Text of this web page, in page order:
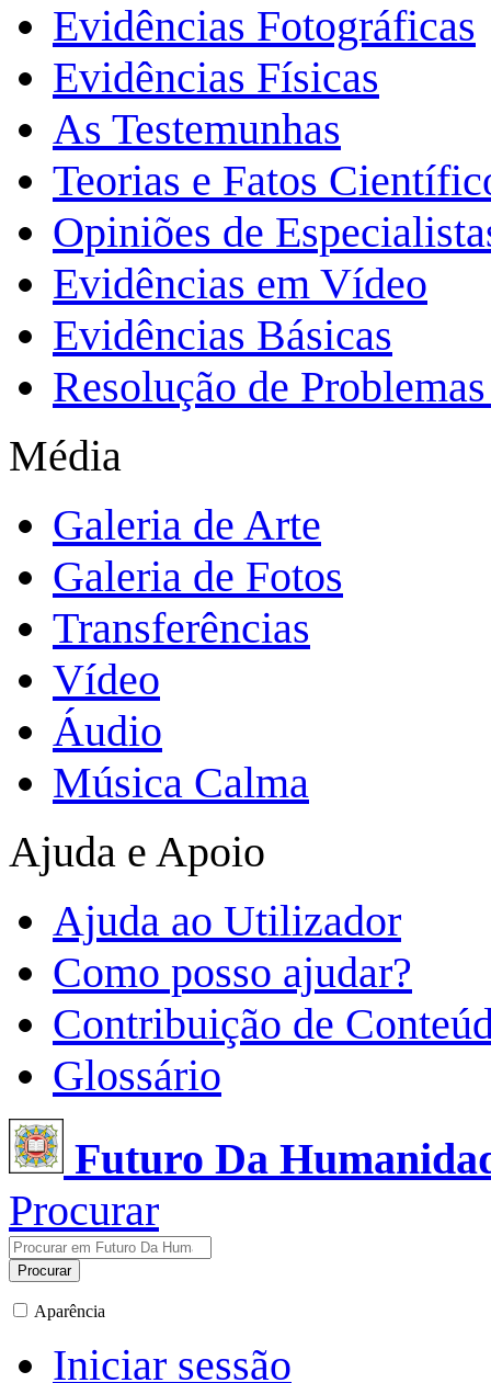
Evidências Fotográficas
Evidências Físicas
As Testemunhas
Teorias e Fatos
Opiniões de
Evidências em Vídeo
Evidências Básicas
Resolução de
Média
Galeria de Arte
Galeria de Fotos
Transferências
Vídeo
Áudio
Música Calma
Ajuda e Apoio
Ajuda ao Utilizador
Como posso ajudar?
Contribuição de
Glossário
Futuro Da
Procurar
Procurar
Aparência
Iniciar sessão